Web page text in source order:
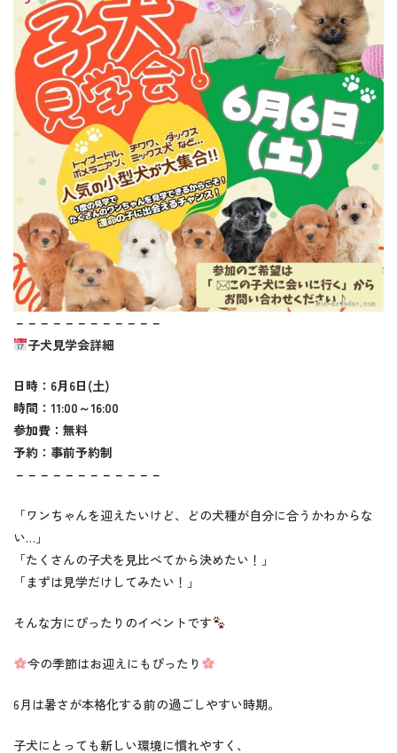
－－－－－－－－－－－－
子犬見学会詳細
日時：6月6日(土)
時間：11:00～16:00
参加費：無料
予約：事前予約制
－－－－－－－－－－－－
「ワンちゃんを迎えたいけど、どの犬種が自分に合うかわからな
い…」
「たくさんの子犬を見比べてから決めたい！」
「まずは見学だけしてみたい！」
そんな方にぴったりのイベントです
今の季節はお迎えにもぴったり
6月は暑さが本格化する前の過ごしやすい時期。
子犬にとっても新しい環境に慣れやすく、